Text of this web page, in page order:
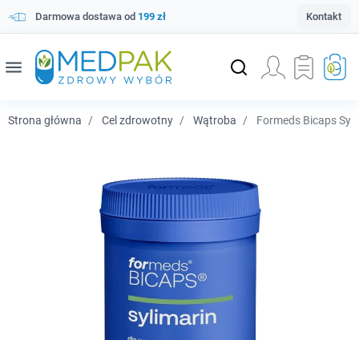
Darmowa dostawa od 199 zł Kontakt
menu
Strona główna Cel zdrowotny Wątroba Formeds Bicaps